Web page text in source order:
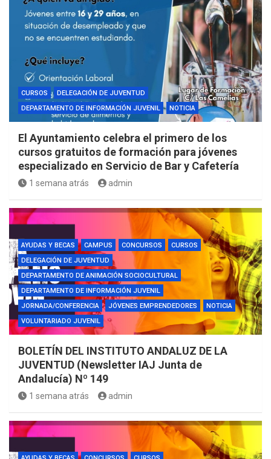
CURSOS
DELEGACIÓN DE JUVENTUD
DEPARTAMENTO DE INFORMACIÓN JUVENIL
NOTICIA
El Ayuntamiento celebra el primero de los
cursos gratuitos de formación para jóvenes
especializado en Servicio de Bar y Cafetería
1 semana atrás admin
AYUDAS Y BECAS CAMPUS CONCURSOS
CURSOS
DELEGACIÓN DE JUVENTUD
DEPARTAMENTO DE ANIMACIÓN SOCIOCULTURAL
DEPARTAMENTO DE INFORMACIÓN JUVENIL
JORNADA/CONFERENCIA
JÓVENES EMPRENDEDORES
NOTICIA
VOLUNTARIADO JUVENIL
BOLETÍN DEL INSTITUTO ANDALUZ DE LA
JUVENTUD (Newsletter IAJ Junta de
Andalucía) Nº 149
1 semana atrás admin